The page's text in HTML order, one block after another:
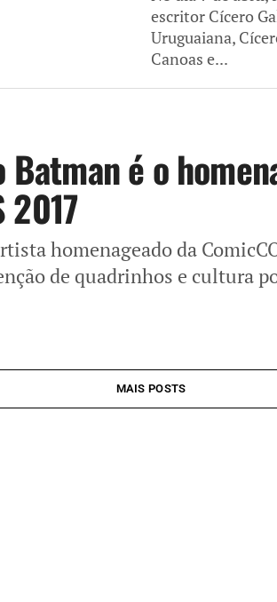
escritor Cícero
Uruguaiana,
Canoas e...
é o
2017
homenageado da
de quadrinhos e cultura
MAIS POSTS